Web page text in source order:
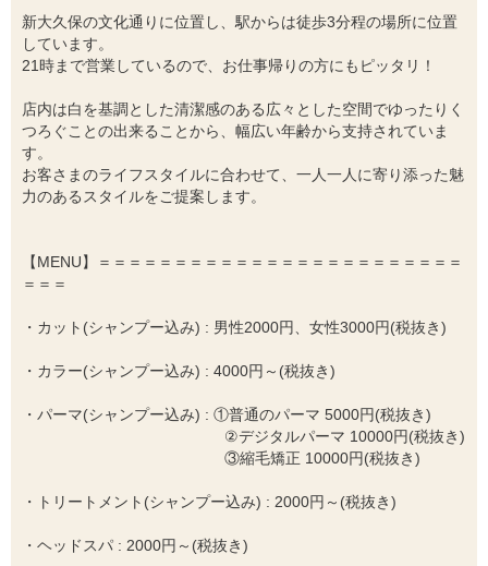
新大久保の文化通りに位置し、駅からは徒歩3分程の場所に位置
しています。
21時まで営業しているので、お仕事帰りの方にもピッタリ！
店内は白を基調とした清潔感のある広々とした空間でゆったりく
つろぐことの出来ることから、幅広い年齢から支持されていま
す。
お客さまのライフスタイルに合わせて、一人一人に寄り添った魅
力のあるスタイルをご提案します。
【MENU】＝＝＝＝＝＝＝＝＝＝＝＝＝＝＝＝＝＝＝＝＝＝＝＝
＝＝＝
・カット(シャンプー込み) : 男性2000円、女性3000円(税抜き)
・カラー(シャンプー込み) : 4000円～(税抜き)
・パーマ(シャンプー込み) : ①普通のパーマ 5000円(税抜き)
②デジタルパーマ 10000円(税抜き)
③縮毛矯正 10000円(税抜き)
・トリートメント(シャンプー込み) : 2000円～(税抜き)
・ヘッドスパ : 2000円～(税抜き)